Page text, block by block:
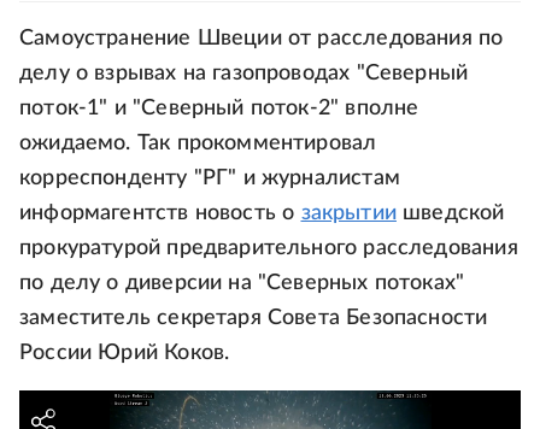
Самоустранение Швеции от расследования по
делу о взрывах на газопроводах "Северный
поток-1" и "Северный поток-2" вполне
ожидаемо. Так прокомментировал
корреспонденту "РГ" и журналистам
информагентств новость о закрытиишведской
прокуратурой предварительного расследования
по делу о диверсии на "Северных потоках"
заместитель секретаря Совета Безопасности
России Юрий Коков.